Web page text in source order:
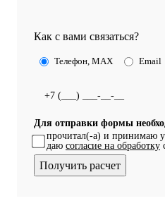
Как с вами связаться?
Телефон, MAX Email
Для отправки формы
прочитал(-а) и принимаю
даю согласие на обработку